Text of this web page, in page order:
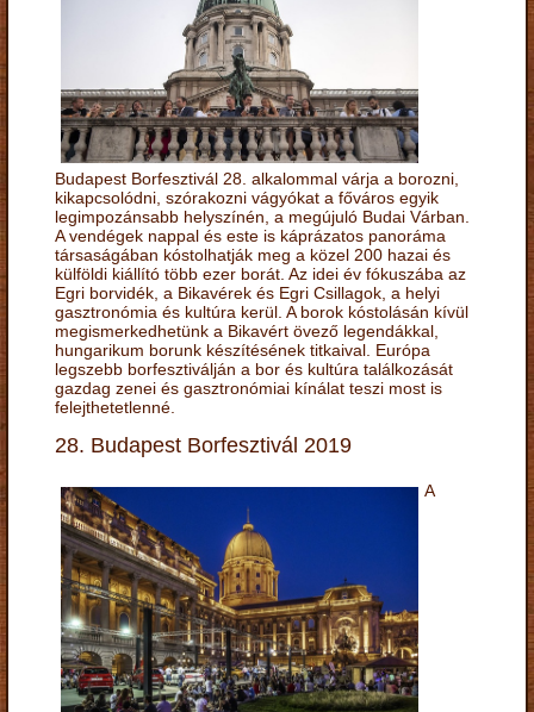
Budapest Borfesztivál 28. alkalommal várja a borozni,
kikapcsolódni, szórakozni vágyókat a főváros egyik
legimpozánsabb helyszínén, a megújuló Budai Várban.
A vendégek nappal és este is káprázatos panoráma
társaságában kóstolhatják meg a közel 200 hazai és
külföldi kiállító több ezer borát. Az idei év fókuszába az
Egri borvidék, a Bikavérek és Egri Csillagok, a helyi
gasztronómia és kultúra kerül. A borok kóstolásán kívül
megismerkedhetünk a Bikavért övező legendákkal,
hungarikum borunk készítésének titkaival. Európa
legszebb borfesztiválján a bor és kultúra találkozását
gazdag zenei és gasztronómiai kínálat teszi most is
felejthetetlenné.
28. Budapest Borfesztivál 2019
A